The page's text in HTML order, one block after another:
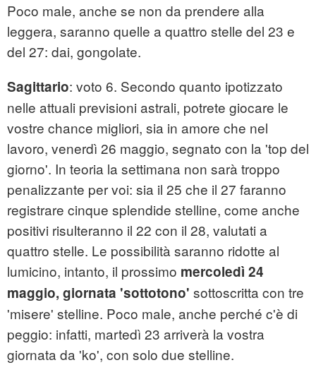
Poco male, anche se non da prendere alla
leggera, saranno quelle a quattro stelle del 23 e
del 27: dai, gongolate.
Sagittario: voto 6. Secondo quanto ipotizzato
nelle attuali previsioni astrali, potrete giocare le
vostre chance migliori, sia in amore che nel
lavoro, venerdì 26 maggio, segnato con la 'top del
giorno'. In teoria la settimana non sarà troppo
penalizzante per voi: sia il 25 che il 27 faranno
registrare cinque splendide stelline, come anche
positivi risulteranno il 22 con il 28, valutati a
quattro stelle. Le possibilità saranno ridotte al
lumicino, intanto, il prossimo mercoledì 24
maggio, giornata 'sottotono' sottoscritta con tre
'misere' stelline. Poco male, anche perché c'è di
peggio: infatti, martedì 23 arriverà la vostra
giornata da 'ko', con solo due stelline.